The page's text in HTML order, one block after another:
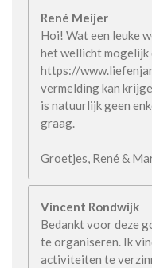
René Meijer
Hoi! Wat een leuke
het wellicht mogelijk
https://
vermelding kan
is natuurlijk geen
graag.
Groetjes, René &
Vincent Rondwijk
Bedankt voor deze
te organiseren. Ik
activiteiten te